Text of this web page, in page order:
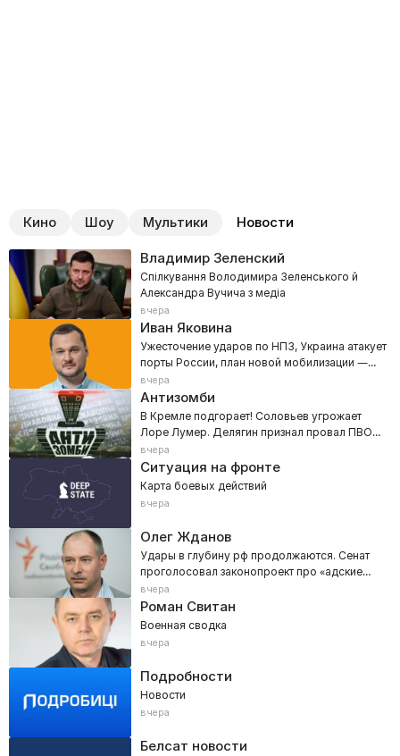
Кино Шоу Мультики Новости
Владимир Зеленский
Спілкування Володимира Зеленського й
Александра Вучича з медіа
вчера
Иван Яковина
Ужесточение ударов по НПЗ, Украина атакует
порты России, план новой мобилизации —
800 тысяч
вчера
Антизомби
В Кремле подгорает! Соловьев угрожает
Лоре Лумер. Делягин признал провал ПВО
РФ
вчера
Ситуация на фронте
Карта боевых действий
вчера
Олег Жданов
Удары в глубину рф продолжаются. Сенат
проголосовал законопроект про «адские
санкции»
вчера
Роман Свитан
Военная сводка
вчера
Подробности
Новости
вчера
Белсат новости